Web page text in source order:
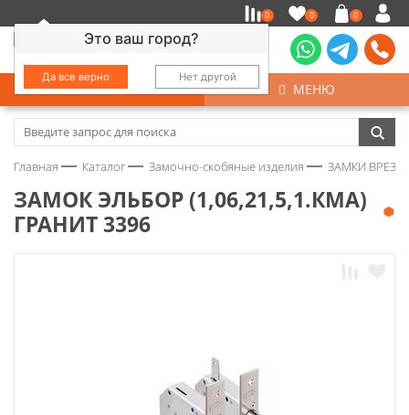
Это ваш город?
Да все верно Нет другой
0 0 0
КАТАЛОГ МЕНЮ
Замочно-скобяные изделия
Колеса
Главная Каталог Замочно-скобяные изделия ЗАМКИ
ЗАМОК ЭЛЬБОР (1,06,21,5,1.КМА)
ГРАНИТ 3396